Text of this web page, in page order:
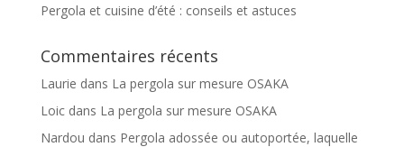
Pergola et cuisine d’été : conseils et astuces
Commentaires récents
Laurie dans La pergola sur mesure OSAKA
Loicdans La pergola sur mesure OSAKA
Nardou dans Pergola adossée ou autoportée, laquelle